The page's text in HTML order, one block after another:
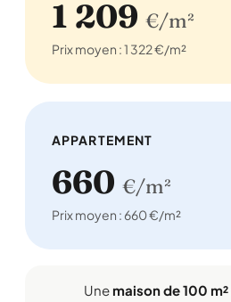
1 209 €/m²
Prix moyen : 1 322 €/m²
APPARTEMENT
660 €/m²
Prix moyen : 660 €/m²
Une maison de 100 m²